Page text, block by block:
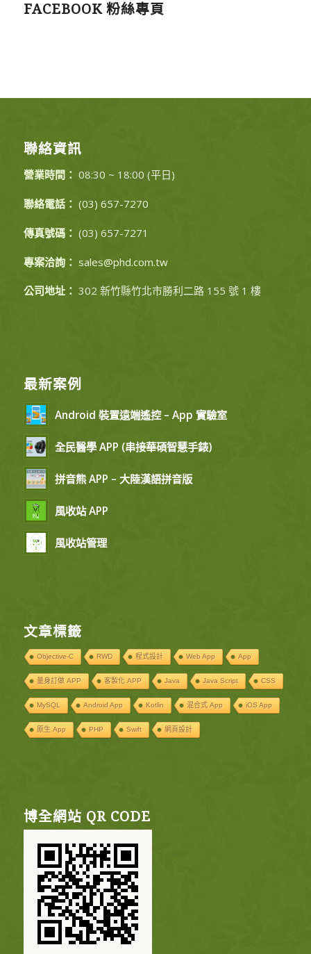
FACEBOOK 粉絲專頁
聯絡資訊
營業時間： 08:30 ~ 18:00 (平日)
聯絡電話： (03) 657-7270
傳真號碼： (03) 657-7271
專案洽詢： sales@phd.com.tw
公司地址： 302 新竹縣竹北市勝利二路 155 號 1 樓
最新案例
Android 裝置遠端遙控 – App 實驗室
全民醫學 APP (串接華碩智慧手錶)
拼音熊 APP – 大陸漢語拼音版
風收站 APP
風收站管理
文章標籤
Objective-C RWD 程式設計 Web App App
量身訂做 APP 客製化 APP Java Java Script CSS
MySQL Android App Kotlin 混合式 App iOS App
原生 App PHP Swift 網頁設計
博全網站 QR CODE